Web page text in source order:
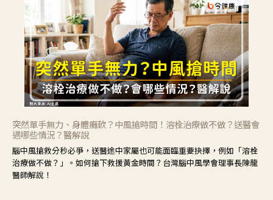
突然單手無力、身體癱軟？中風搶時間！溶栓治療做不做？送醫會
遇哪些情況？醫解說
腦中風搶救分秒必爭，送醫途中家屬也可能面臨重要抉擇，例如「溶栓
治療做不做？」。如何搶下救援黃金時間？台灣腦中風學會理事長陳龍
醫師解說！